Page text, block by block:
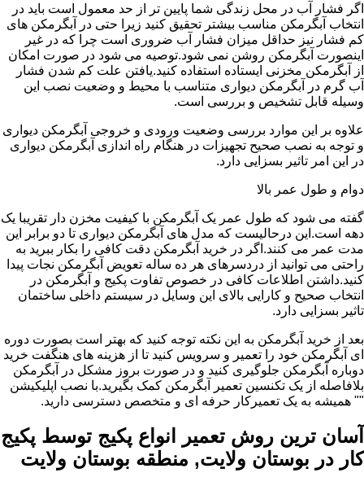
اگر فشار آب در محل زندگی شما پایین تر از حد معمول است باید در
انتخاب آبگرمکن مناسب بیشتر تحقیق کنید زیرا حتی در آبگرمکن های
کم فشار نیز حداقل میزان فشار آب ضروری است چرا که در غیر
اینصورت آبگرمکن روشن نمی شود.توصیه می شود در صورت امکان
از آبگرمکن مخزنی ایستاده استفاده کنید.یافتن علت کم شدن فشار
آب گرم در آبگرمکن دیواری متناسب با محیط و وضعیت نصب این
وسیله قابل تشخیص و بررسی است.
علاوه بر این موارد بررسی وضعیت ورودی و خروجی آبگرمکن دیواری
و توجه به نصب صحیح تجهیزات در هنگام راه اندازی آبگرمکن دیواری
در این امر تاثیر بسزایی دارد.
دوام و طول عمر بالا
گفته می شود که طول عمر یک آبگرمکن با کیفیت مخزن دار تقریبا یک
دهه است.این درحالیست که مدل های آبگرمکن دیواری تا دو برابر این
مدت عمر می کنند.اگر در خرید آبگرمکن دقت کافی را بکار ببرید به
راحتی می توانید از دردسرهای هر ده ساله تعویض آبگرمکن نجات پیدا
کنید.داشتن اطلاعات کافی در خصوص تفاوت پکیج و آبگرمکن در
انتخاب صحیح و کارایی بالای این وسایل در سیستم داخلی ساختمان
تاثیر بسزایی دارد.
بعد از خرید آبگرمکن به این نکته توجه کنید که بهتر است بصورت دوره
ای آبگرمکن خود را تعمیر و سرویس کنید تا از هزینه های هنگفت خرید
دوباره آبگرمکن جلوگیری کنید و در صورت بروز مشکل در آبگرمکن
بلافاصله از یک تکنسین تعمیر آبگرمکن کمک بگیرید.با نصب اپلیکیشن
"" همیشه به یک تعمیرکار حرفه ای و متخصص دسترسی دارید.
آسان ترین روش تعمیر انواع پکیج توسط پکیج
کار در بوستان ولایت, منطقه بوستان ولایت